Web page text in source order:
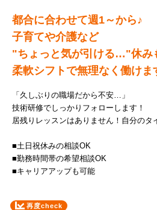
都合に合わせて週1～から♪
子育てや介護など
"ちょっと気が引ける…"休み
柔軟シフトで無理なく働け
「久しぶりの職場だから不安…」
技術研修でしっかりフォローします！
居残りレッスンはありません！自分の
■土日祝休みの相談OK
■勤務時間帯の希望相談OK
■キャリアアップも可能
再度check